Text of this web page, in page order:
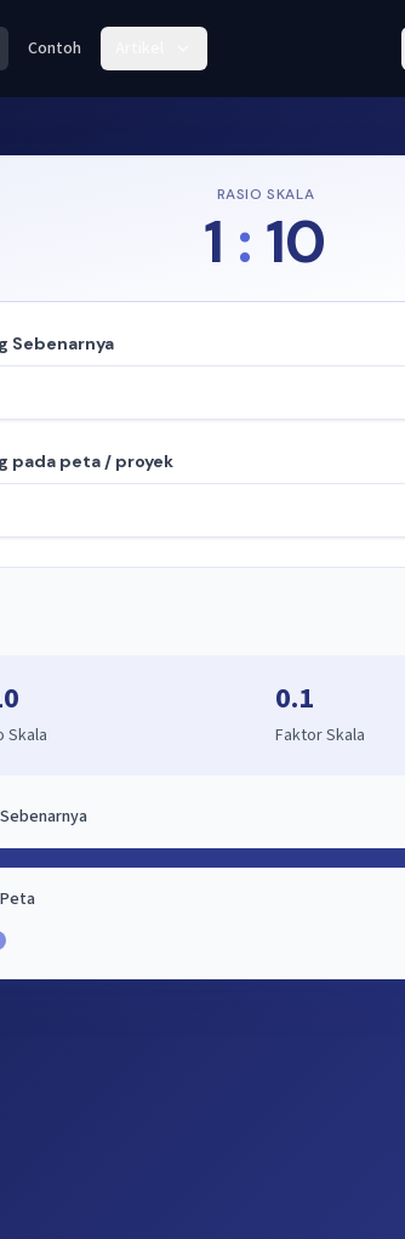
Contoh
RASIO SKALA
1 : 10
panjang dari skala
Sebenarnya
pada peta / proyek
Skala
0.1
Faktor Skala